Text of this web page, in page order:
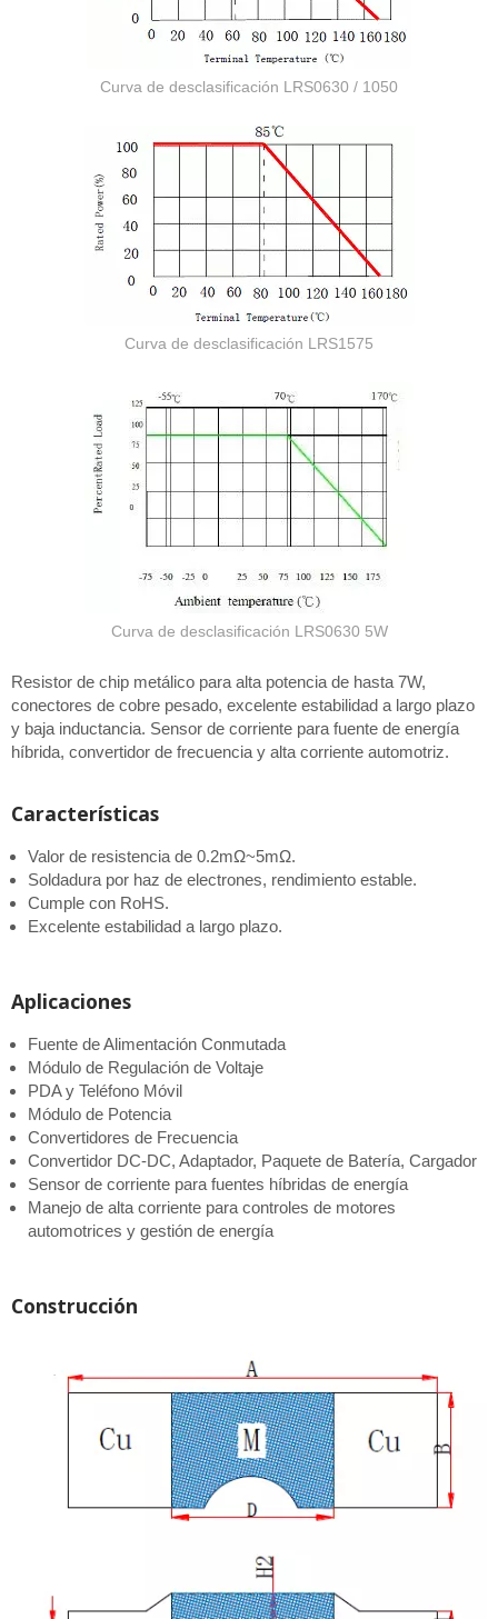
Curva de desclasificación LRS0630 / 1050
Curva de desclasificación LRS1575
Curva de desclasificación LRS0630 5W
Resistor de chip metálico para alta potencia de hasta 7W,
conectores de cobre pesado, excelente estabilidad a largo plazo
y baja inductancia. Sensor de corriente para fuente de energía
híbrida, convertidor de frecuencia y alta corriente automotriz.
Características
Valor de resistencia de 0.2mΩ~5mΩ.
Soldadura por haz de electrones, rendimiento estable.
Cumple con RoHS.
Excelente estabilidad a largo plazo.
Aplicaciones
Fuente de Alimentación Conmutada
Módulo de Regulación de Voltaje
PDA y Teléfono Móvil
Módulo de Potencia
Convertidores de Frecuencia
Convertidor DC-DC, Adaptador, Paquete de Batería, Cargador
Sensor de corriente para fuentes híbridas de energía
Manejo de alta corriente para controles de motores
automotrices y gestión de energía
Construcción